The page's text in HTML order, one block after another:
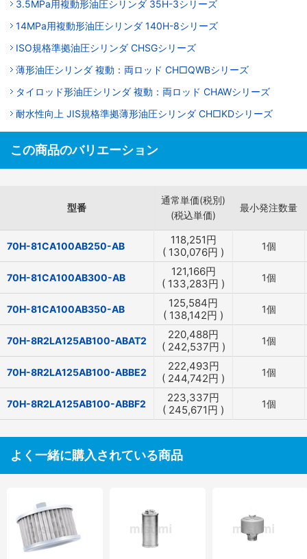
3.5MPa用複動形油圧シリンダ 35H-3シリーズ
14MPa用複動形油圧シリンダ 140H-8シリーズ
ISO規格準拠油圧シリンダ CHSGシリーズ
薄形油圧シリンダ 複動：両ロッド CH□QWBシリーズ
タイロッド形油圧シリンダ 複動：両ロッド CHAWシリーズ
耐水性向上 JIS規格準拠薄形油圧シリンダ CH□KDシリーズ
この商品のバリエーション
型番
通常単価(税別)
(税込単価)
最小発注数量
70H-81CA100AB250-AB 118,251円
( 130,076円 ) 1個
70H-81CA100AB300-AB 121,166円
( 133,283円 ) 1個
70H-81CA100AB350-AB 125,584円
( 138,142円 ) 1個
70H-8R2LA125AB100-ABAT2 220,488円
( 242,537円 ) 1個
70H-8R2LA125AB100-ABBE2 222,493円
( 244,742円 ) 1個
70H-8R2LA125AB100-ABBF2 223,337円
( 245,671円 ) 1個
よく一緒に購入されている商品